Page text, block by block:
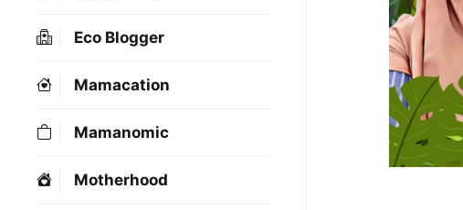
Eco Blogger
Mamacation
Mamanomic
Motherhood